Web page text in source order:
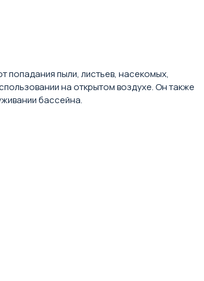
попадания пыли, листьев, насекомых,
на открытом воздухе. Он также
бассейна.